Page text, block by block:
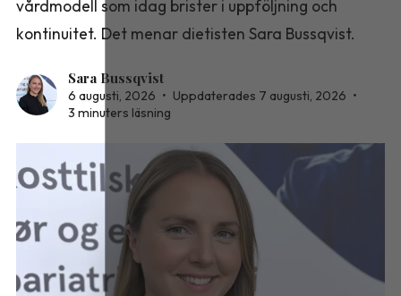
vårdmodell som idag brister i uppföljning och
kontinuitet. Det menar dietisten Sara Bussqvist.
Sara Bussqvist
6 augusti, 2026 • Uppdaterades 7 augusti, 2026 •
3 minuters läsning